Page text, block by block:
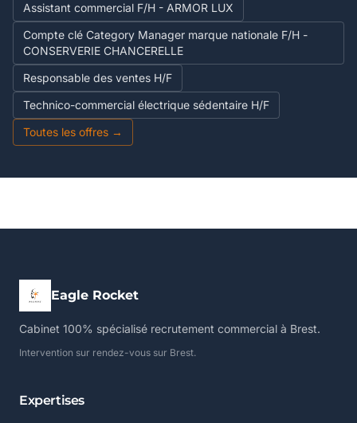
Assistant commercial F/H - ARMOR LUX
Compte clé Category Manager marque nationale F/H -
CONSERVERIE CHANCERELLE
Responsable des ventes H/F
Technico-commercial électrique sédentaire H/F
Toutes les offres →
Eagle Rocket
Cabinet 100% spécialisé recrutement commercial à Brest.
Intervention sur rendez-vous sur Brest.
Expertises